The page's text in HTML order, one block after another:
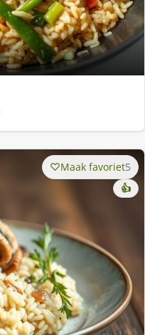
Maak favoriet5
👍